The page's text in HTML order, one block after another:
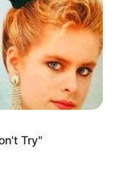
Try"